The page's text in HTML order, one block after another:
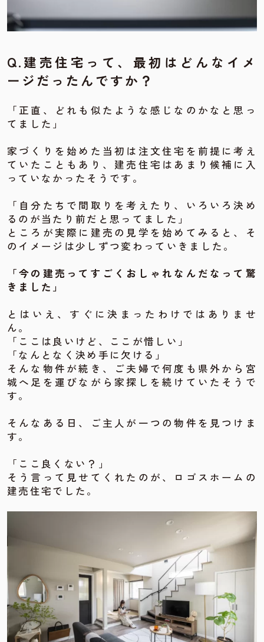
Q.建売住宅って、最初はどんなイメ
ージだったんですか？
「正直、どれも似たような感じなのかなと思っ
てました」
家づくりを始めた当初は注文住宅を前提に考え
ていたこともあり、建売住宅はあまり候補に入
っていなかったそうです。
「自分たちで間取りを考えたり、いろいろ決め
るのが当たり前だと思ってました」
ところが実際に建売の見学を始めてみると、そ
のイメージは少しずつ変わっていきました。
「今の建売ってすごくおしゃれなんだなって驚
きました」
とはいえ、すぐに決まったわけではありませ
ん。
「ここは良いけど、ここが惜しい」
「なんとなく決め手に欠ける」
そんな物件が続き、ご夫婦で何度も県外から宮
城へ足を運びながら家探しを続けていたそうで
す。
そんなある日、ご主人が一つの物件を見つけま
す。
「ここ良くない？」
そう言って見せてくれたのが、ロゴスホームの
建売住宅でした。